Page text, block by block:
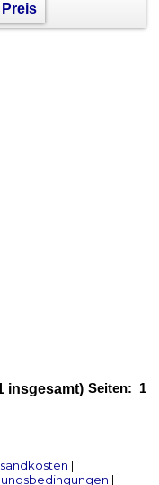
Preis
Seiten: 1
insgesamt)
|
|